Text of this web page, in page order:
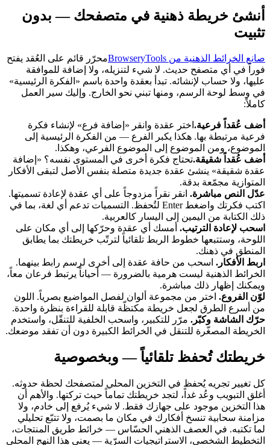
أنشئ خريطة ذهنية في متصفحك — بدون
تثبيت
صانع الخرائط الذهنية من BrowseryTools
محرّر قائم على العُقد يفتح
فوراً في أي متصفح حديث. لا شيء لتنزيله، ولا إضافة للموافقة
عليها، ولا حساب لإنشائه. تبدأ بعقدة واحدة باسم «الفكرة الرئيسية»
في وسط لوحة الرسم، ومنها تبني نحو الخارج. وإليك سير العمل
كاملاً:
أضف عُقداً فرعية. اختر عقدة وانقر «إضافة فرع» لإنشاء فكرة
فرعية مرتبطة بها. هكذا يكبر الفرع — من الفكرة الرئيسية إلى
الموضوع، ومن الموضوع إلى الموضوع الفرعي، وهكذا.
أضف عُقداً شقيقة.تحتاج فكرة أخرى في المستوى نفسه؟ «إضافة
عقدة شقيقة» ينشئ عقدة جديدة متصلة بنفس الأصل لتبقى الأفكار
المتوازية مجمّعة بدقة.
عدّل النص مباشرة. انقر نقراً مزدوجاً على أي عقدة لإعادة تسميتها.
اكتب فكرتك واضغط Enter لتُحفظ. التسميات تدعم أي لغة، بما في
ذلك الكتابة من اليمين إلى اليسار كالعربية.
اسحب لإعادة الترتيب. أمسك أي عقدة وحرّكها إلى أي مكان على
اللوحة، وستتبعها خطوط الربط تلقائياً لترتّب خريطتك بما يطابق
المنطق في ذهنك.
اربط الأفكار. اسحب من حافة عقدة إلى أخرى لرسم رابط بينهما.
الخرائط الذهنية ليست هرمية بالضرورة — أحياناً يرتبط فرعان معاً،
ويمكنك إظهار ذلك مباشرة.
لوّن الفروع. اختر من مجموعة ألوان لفصل المواضيع بصرياً. اللون
من أسرع الطرق لجعل خريطة مكتظّة قابلة للقراءة بنظرة واحدة.
حرّك الشاشة وكبّر. مرّر للتكبير، واسحب الخلفية للتنقّل، واستخدم
الخريطة المصغّرة للتنقل في الخرائط الكبيرة دون أن تفقد موضعك.
خريطتك تُحفظ تلقائياً — وبخصوصية
كل تغيير تجريه يُحفظ في التخزين المحلي لمتصفحك لحظة حدوثه.
أغلق التبويب وعُد غداً، لتجد خريطتك تماماً حيث تركتها. والأهم أن
هذا التخزين موجود على جهازك فقط. لا شيء يُرفع إلى خادم، ولا
مزامنة سحابية تنسخ أفكارك في مكان ما بصمت، ولا تتبّع تحليلي
لما تكتبه. في العصف الذهني الحسّاس — خرائط طريق المنتجات،
التخطيط الشخصي، الاستراتيجيات السرّية — يعني هذا النهج المحلي